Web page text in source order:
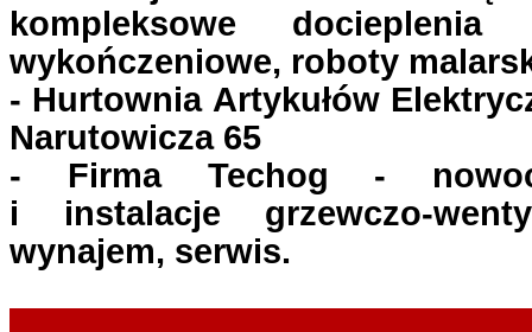
kompleksowe
wykończeniowe, roboty
- Hurtownia Artykułów
Narutowicza 65
- Firma Techog -
i instalacje grzewczo-
wynajem, serwis.